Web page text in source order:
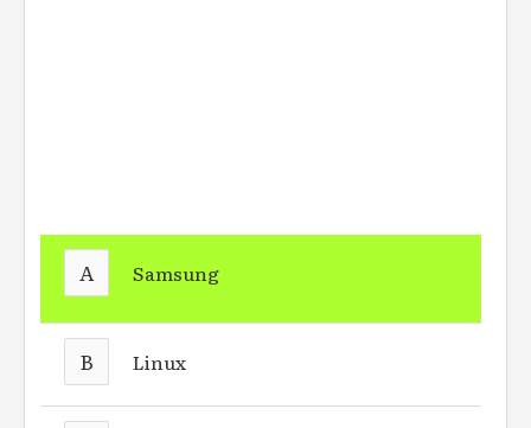
A Samsung
B Linux